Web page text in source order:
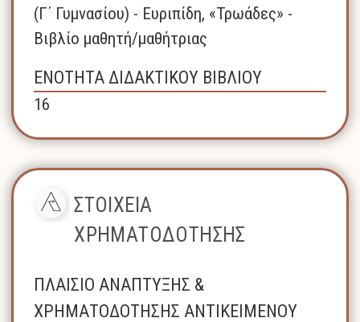
(Γ΄ Γυμνασίου) - Ευριπίδη, «Τρωάδες» -
Βιβλίο μαθητή/μαθήτριας
ΕΝΟΤΗΤΑ ΔΙΔΑΚΤΙΚΟΥ ΒΙΒΛΙΟΥ
16
ΣΤΟΙΧΕΙΑ
ΧΡΗΜΑΤΟΔΟΤΗΣΗΣ
ΠΛΑΙΣΙΟ ΑΝΑΠΤΥΞΗΣ &
ΧΡΗΜΑΤΟΔΟΤΗΣΗΣ ΑΝΤΙΚΕΙΜΕΝΟΥ